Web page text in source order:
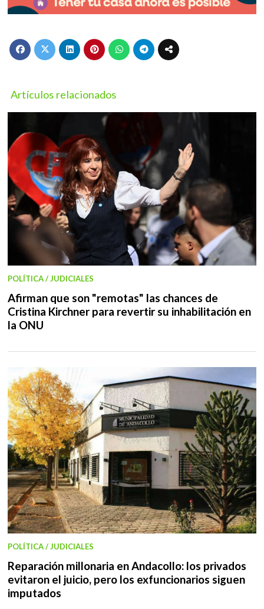
Artículos relacionados
Afirman que son "remotas" las chances de
Cristina Kirchner para revertir su inhabilitación en
la ONU
POLÍTICA / JUDICIALES
Reparación millonaria en Andacollo: los privados
evitaron el juicio, pero los exfuncionarios siguen
imputados
POLÍTICA / JUDICIALES